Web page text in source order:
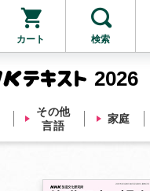
カート 検索
2026
その他
言語
家庭